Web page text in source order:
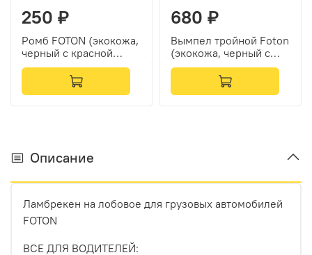
250 ₽
Ромб FOTON (экокожа,
черный с красной
вышивкой и красным
680 ₽
Вымпел тройной Foton
(экокожа, черный с
красной вышивкой)
Описание
Ламбрекен на лобовое для грузовых автомобилей
FOTON
ВСЕ ДЛЯ ВОДИТЕЛЕЙ: